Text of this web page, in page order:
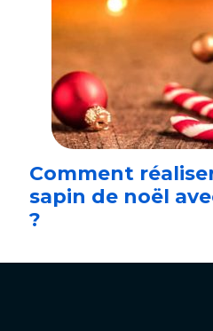
Comment
sapin de noël
?